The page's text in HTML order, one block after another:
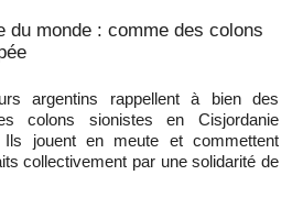
du monde : comme des colons
argentins rappellent à bien des
colons sionistes en Cisjordanie
Ils jouent en meute et commettent
collectivement par une solidarité de